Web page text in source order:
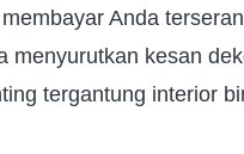
Anda
menyurutkan kesan
tergantung interior